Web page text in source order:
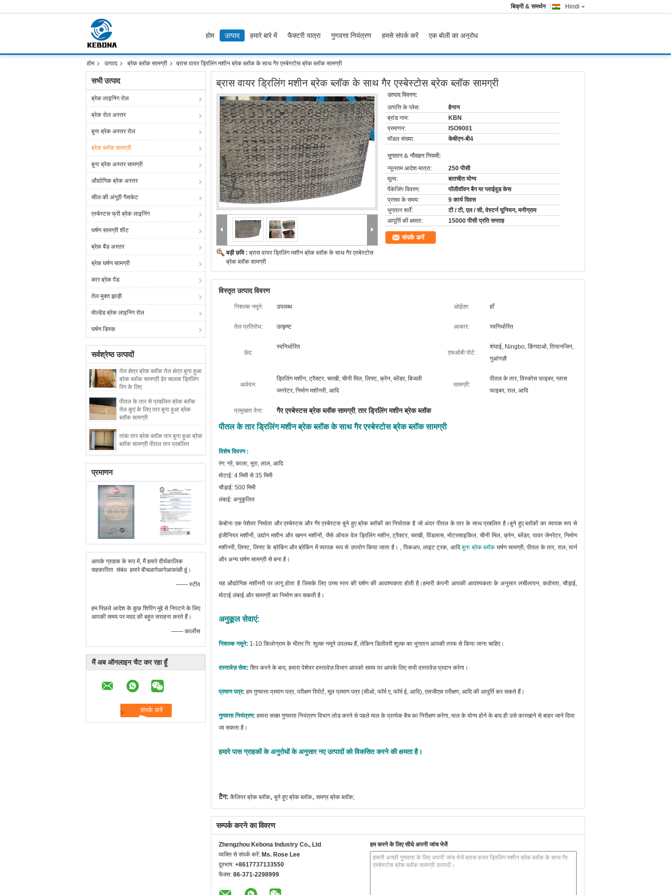
Hindi
बिक्री & समर्थन
होम उत्पाद हमारे बारे में फैक्टरी यात्रा गुणवत्ता नियंत्रण हमसे संपर्क करें एक बोली का अनुरोध
होम उत्पाद ब्रेक ब्लॉक सामग्री ब्रास वायर ड्रिलिंग मशीन ब्रेक ब्लॉक के साथ गैर एस्बेस्टोस ब्रेक ब्लॉक सामग्री
सभी उत्पाद
ब्रेक लाइनिंग रोल
ब्रेक रोल अस्तर
बुना ब्रेक अस्तर रोल
ब्रेक ब्लॉक सामग्री
बुना ब्रेक अस्तर सामग्री
औद्योगिक ब्रेक अस्तर
सील की अंगूठी गैसकेट
एस्बेस्टस फ्री ब्रेक लाइनिंग
घर्षण सामग्री शीट
ब्रेक बैंड अस्तर
ब्रेक घर्षण सामग्री
कार ब्रेक पैड
तेल मुक्त झाड़ी
मोल्डेड ब्रेक लाइनिंग रोल
घर्षण डिस्क
सर्वश्रेष्ठ उत्पादों
तेल क्षेत्र ब्रेक ब्लॉक तेल क्षेत्र बुना हुआ
ब्रेक ब्लॉक सामग्री ढेर चालक ड्रिलिंग
रिग के लिए
पीतल के तार से प्रबलित ब्रेक ब्लॉक
तेल कुएं के लिए तार बुना हुआ ब्रेक
ब्लॉक सामग्री
तांबा तार ब्रेक ब्लॉक तार बुना हुआ ब्रेक
ब्लॉक सामग्री पीतल तार प्रबलित
प्रमाणन
आपके ग्राहक के रूप में, मैं हमारे दीर्घकालिक
सहकारिता संबंध हमारे बीचआगेआगेआकांक्षी हूं।
—— स्टीव
हम पिछले आदेश के कुछ शिपिंग मुद्दे से निपटने के लिए
आपकी समय पर मदद की बहुत सराहना करते हैं।
—— कार्लोस
मैं अब ऑनलाइन चैट कर रहा हूँ
ब्रास वायर ड्रिलिंग मशीन ब्रेक ब्लॉक के साथ गैर एस्बेस्टोस ब्रेक ब्लॉक सामग्री
बड़ी छवि : ब्रास वायर ड्रिलिंग मशीन ब्रेक ब्लॉक के साथ गैर एस्बेस्टोस
ब्रेक ब्लॉक सामग्री
उत्पाद विवरण:
उत्पत्ति के प्लेस:
हेनान
ब्रांड नाम:
KBN
प्रमाणन:
ISO9001
मॉडल संख्या:
केबीएन-बी4
भुगतान & नौवहन नियमों:
न्यूनतम आदेश मात्रा:
250 पीसी
मूल्य:
बातचीत योग्य
पैकेजिंग विवरण:
पॉलीवॉवन बैग या प्लाईवुड केस
प्रसव के समय:
9 कार्य दिवस
भुगतान शर्तें:
टी / टी, एल / सी, वेस्टर्न यूनियन, मनीग्राम
आपूर्ति की क्षमता:
15000 पीसी प्रति सप्ताह
संपर्क करें
विस्तृत उत्पाद विवरण
निशल्क नमूने: उपलब्ध ओईएम: हाँ
तेल प्रतिरोध: उत्कृष्ट आकार: स्वनिर्धारित
छेद:
स्वनिर्धारित
एफओबी पोर्ट:
शंघाई, Ningbo, क़िंगदाओ, तियानजिन,
गुआंगज़ौ
आवेदन:
ड्रिलिंग मशीन, ट्रैक्टर, चरखी, चीनी मिल, लिफ्ट, क्रेन, ब्लेंडर, बिजली
जनरेटर, निर्माण मशीनरी, आदि
सामग्री:
पीतल के तार, विस्कोस फाइबर, ग्लास
फाइबर, राल, आदि
प्रमुखता देना: गैर एस्बेस्टस ब्रेक ब्लॉक सामग्री,तार ड्रिलिंग मशीन ब्रेक ब्लॉक
पीतल के तार ड्रिलिंग मशीन ब्रेक ब्लॉक के साथ गैर एस्बेस्टोस ब्रेक ब्लॉक सामग्री
विशेष विवरण :
रंग: ग्रे, काला, भूरा, लाल, आदि
मोटाई: 4 मिमी से 35 मिमी
चौड़ाई: 500 मिमी
लंबाई: अनुकूलित
केबोना एक पेशेवर निर्माता और एस्बेस्टस और गैर एस्बेस्टस बुने हुए ब्रेक ब्लॉकों का निर्यातक है जो अंदर पीतल के तार के साथ प्रबलित है।बुने हुए ब्लॉकों का व्यापक रूप से
इंजीनियर मशीनों, उद्योग मशीन और खनन मशीनों, जैसे ऑयल वेल ड्रिलिंग मशीन, ट्रैक्टर, चरखी, विंडलास, मोटरसाइकिल, चीनी मिल, क्रेन, ब्लेंडर, पावर जेनरेटर, निर्माण
मशीनरी, लिफ्ट, लिफ्ट के ब्रेकिंग और ब्रेकिंग में व्यापक रूप से उपयोग किया जाता है। , पिकअप, लाइट ट्रक, आदिबुना ब्रेक ब्लॉक घर्षण सामग्री, पीतल के तार, राल, यार्न
और अन्य घर्षण सामग्री से बना है।
यह औद्योगिक मशीनरी पर लागू होता है जिसके लिए उच्च स्तर की घर्षण की आवश्यकता होती है।हमारी कंपनी आपकी आवश्यकता के अनुसार लचीलापन, कठोरता, चौड़ाई,
मोटाई लंबाई और सामग्री का निर्माण कर सकती है।
अनुकूल सेवाएं:
निशल्क नमूने: 1-10 किलोग्राम के भीतर नि: शुल्क नमूने उपलब्ध हैं, लेकिन डिलीवरी शुल्क का भुगतान आपकी तरफ से किया जाना चाहिए।
दस्तावेज़ सेवा: शिप करने के बाद, हमारा पेशेवर दस्तावेज़ विभाग आपको समय पर आपके लिए सभी दस्तावेज़ प्रदान करेगा।
प्रमाण पत्र: हम गुणवत्ता प्रमाण पत्र, परीक्षण रिपोर्ट, मूल प्रमाण पत्र (सीओ, फॉर्म ए, फॉर्म ई, आदि), एसजीएस परीक्षण, आदि की आपूर्ति कर सकते हैं।
गुणवत्ता नियंत्रण: हमारा सख्त गुणवत्ता नियंत्रण विभाग लोड करने से पहले माल के प्रत्येक बैच का निरीक्षण करेगा, माल के योग्य होने के बाद ही उसे कारखाने से बाहर जाने दिया
जा सकता है।
हमारे पास ग्राहकों के अनुरोधों के अनुसार नए उत्पादों को विकसित करने की क्षमता है।
टैग: कैलिपर ब्रेक ब्लॉक, बुने हुए ब्रेक ब्लॉक, समग्र ब्रेक ब्लॉक;
सम्पर्क करने का विवरण
Zhengzhou Kebona Industry Co., Ltd
व्यक्ति से संपर्क करें: Ms. Rose Lee
दूरभाष: +8617737133550
फैक्स: 86-371-2298999
हम करने के लिए सीधे अपनी जांच भेजें